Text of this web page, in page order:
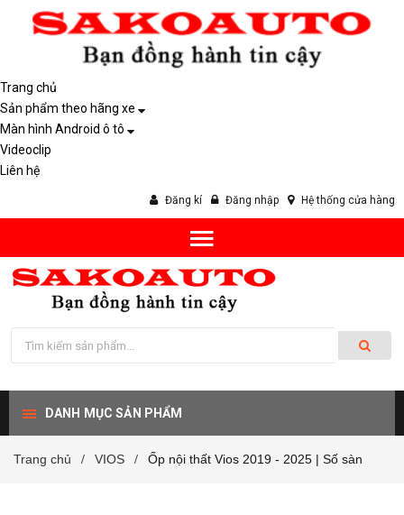
Trang chủ
Sản phẩm theo hãng xe
Màn hình Android ô tô
Videoclip
Liên hệ
Đăng kí Đăng nhập Hệ thống cửa hàng
DANH MỤC SẢN PHẨM
Trang chủ / VIOS / Ốp nội thất Vios 2019 - 2025 | Số sàn